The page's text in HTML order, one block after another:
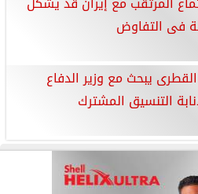
فى التفاوض
القطرى يبحث مع وزير الدفاع
التنسيق المشترك